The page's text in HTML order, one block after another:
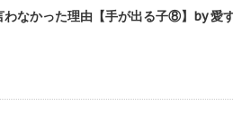
なかった理由【手が出る子⑧】by 愛